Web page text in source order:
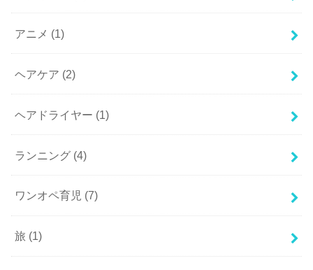
アニメ (1)
ヘアケア (2)
ヘアドライヤー (1)
ランニング (4)
ワンオペ育児 (7)
旅 (1)